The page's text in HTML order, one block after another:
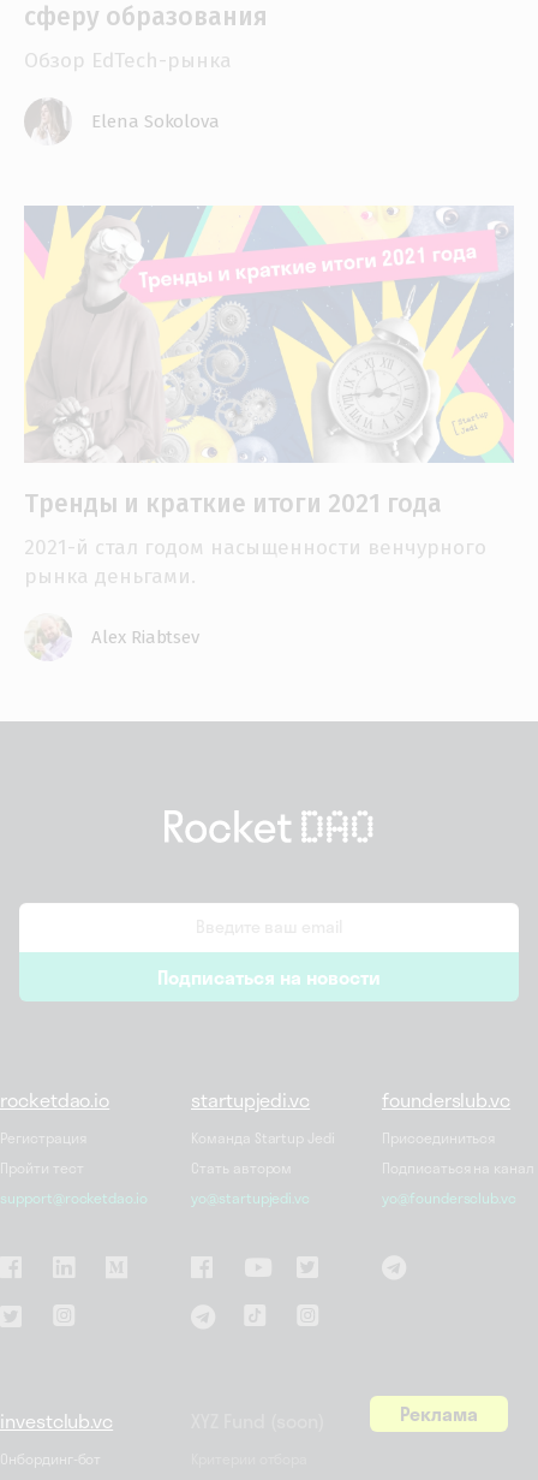
сферу образования
Обзор EdTech-рынка
Elena Sokolova
Тренды и краткие итоги 2021 года
2021-й стал годом насыщенности венчурного
рынка деньгами.
Alex Riabtsev
*
Подписаться на новости
rocketdao.io
Регистрация
Пройти тест
support@rocketdao.io
startupjedi.vc
Команда Startup Jedi
Стать автором
yo@startupjedi.vc
founderslub.vc
Присоединиться
Подписаться на канал
yo@foundersclub.vc
investclub.vc
Онбординг-бот
Реклама